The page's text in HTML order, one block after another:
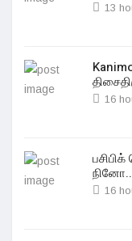
13
16
16